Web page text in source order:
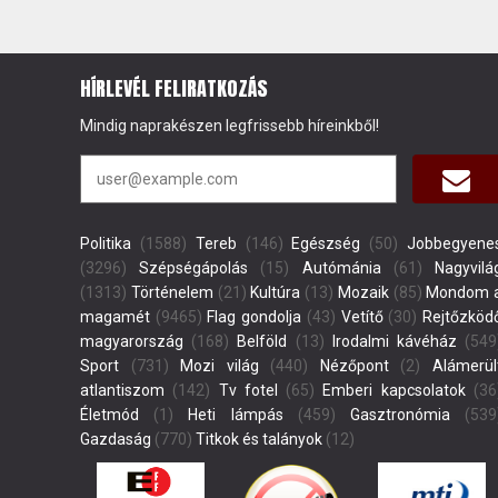
HÍRLEVÉL FELIRATKOZÁS
Mindig naprakészen legfrissebb híreinkből!
Politika (1588) Tereb (146) Egészség (50)
(3296)
Szépségápolás (15) Autómánia (61)
(1313) Történelem (21) Kultúra (13) Mozaik(85) Mondom
magamét (9465) Flag gondolja (43) Vetítő(30)
magyarország (168) Belföld (13) Irodalmi kávéház
Sport (731) Mozi világ (440) Nézőpont(2)
atlantiszom (142) Tv fotel (65) Emberi kapcsolatok
Életmód
(1) Heti lámpás (459) Gasztronómia
Gazdaság (770) Titkok és talányok (12)